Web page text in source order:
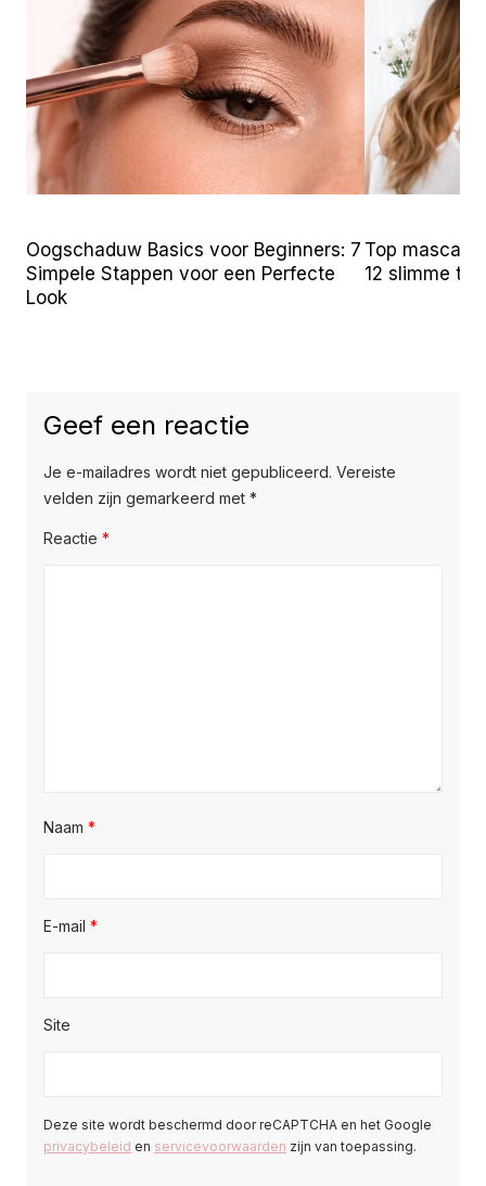
Oogschaduw Basics voor Beginners: 7
Simpele Stappen voor een Perfecte
Look
Top
12 slimme
Geef een reactie
Je e-mailadres wordt niet gepubliceerd. Vereiste
velden zijn gemarkeerd met *
Reactie *
Naam *
E-mail *
Site
Deze site wordt beschermd door reCAPTCHA en het Google
privacybeleid en servicevoorwaarden zijn van toepassing.